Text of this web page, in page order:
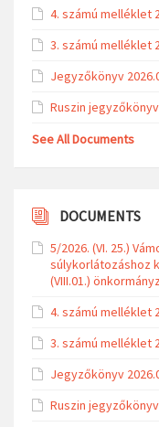
4. számú melléklet
3. számú melléklet
Jegyzőkönyv
Ruszin jegyzőkönyv
See All Documents
DOCUMENTS
5/2026. (VI. 25.)
súlykorlátozáshoz
(VIII.01.)
4. számú melléklet
3. számú melléklet
Jegyzőkönyv
Ruszin jegyzőkönyv